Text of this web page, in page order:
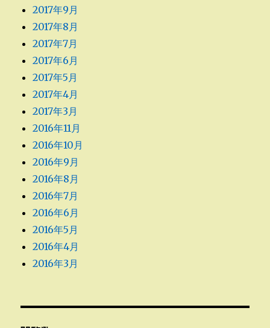
2017年9月
2017年8月
2017年7月
2017年6月
2017年5月
2017年4月
2017年3月
2016年11月
2016年10月
2016年9月
2016年8月
2016年7月
2016年6月
2016年5月
2016年4月
2016年3月